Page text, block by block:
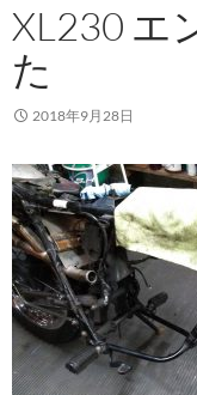
XL230 エ
た
2018年9月28日